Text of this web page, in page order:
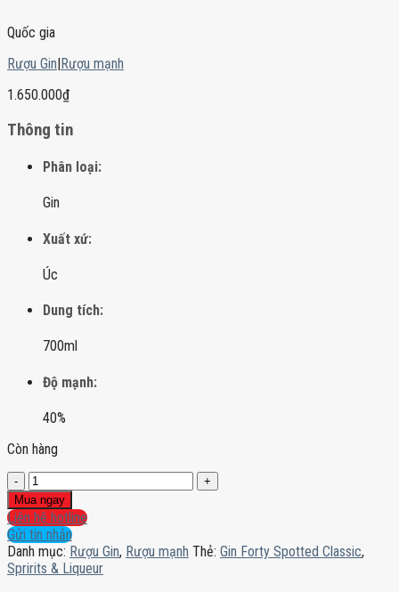
Quốc gia
Rượu Gin|Rượu mạnh
1.650.000₫
Thông tin
Phân loại:
Gin
Xuất xứ:
Úc
Dung tích:
700ml
Độ mạnh:
40%
Còn hàng
Gin
Forty
Spotted
Classic
số
lượng
Mua ngay
Liên hệ hotline
Gửi tin nhắn
Danh mục: Rượu Gin, Rượu mạnh Thẻ: Gin Forty Spotted Classic,
Spririts & Liqueur